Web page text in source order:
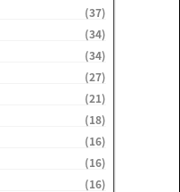
(37)
(34)
(34)
(27)
(21)
(18)
(16)
(16)
(16)